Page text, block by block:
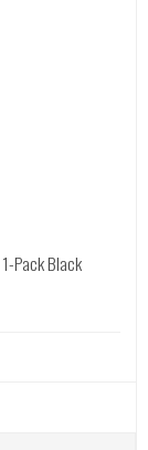
Pack Black